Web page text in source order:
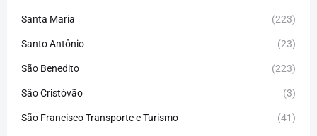
Santa Maria (223)
Santo Antônio (23)
São Benedito (223)
São Cristóvão (3)
São Francisco Transporte e Turismo (41)